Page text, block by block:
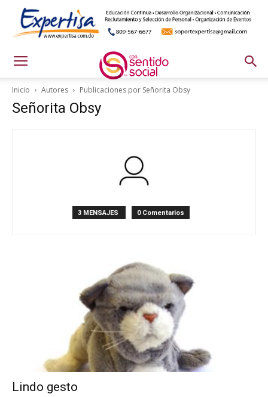
Inicio Autores Publicaciones por Señorita Obsy
Señorita Obsy
3 MENSAJES 0 Comentarios
Lindo gesto